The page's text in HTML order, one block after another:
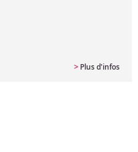
> Plus d'infos